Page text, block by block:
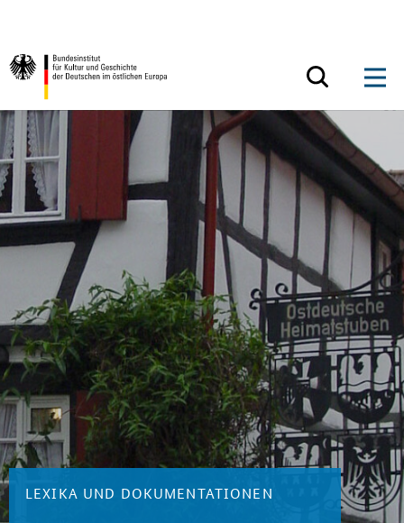
Zurück zur Startseite
LEXIKA UND DOKUMENTATIONEN